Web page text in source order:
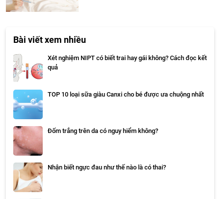
Bài viết xem nhiều
Xét nghiệm NIPT có biết trai hay gái không? Cách đọc kết
quả
TOP 10 loại sữa giàu Canxi cho bé được ưa chuộng nhất
Đốm trắng trên da có nguy hiểm không?
Nhận biết ngực đau như thế nào là có thai?